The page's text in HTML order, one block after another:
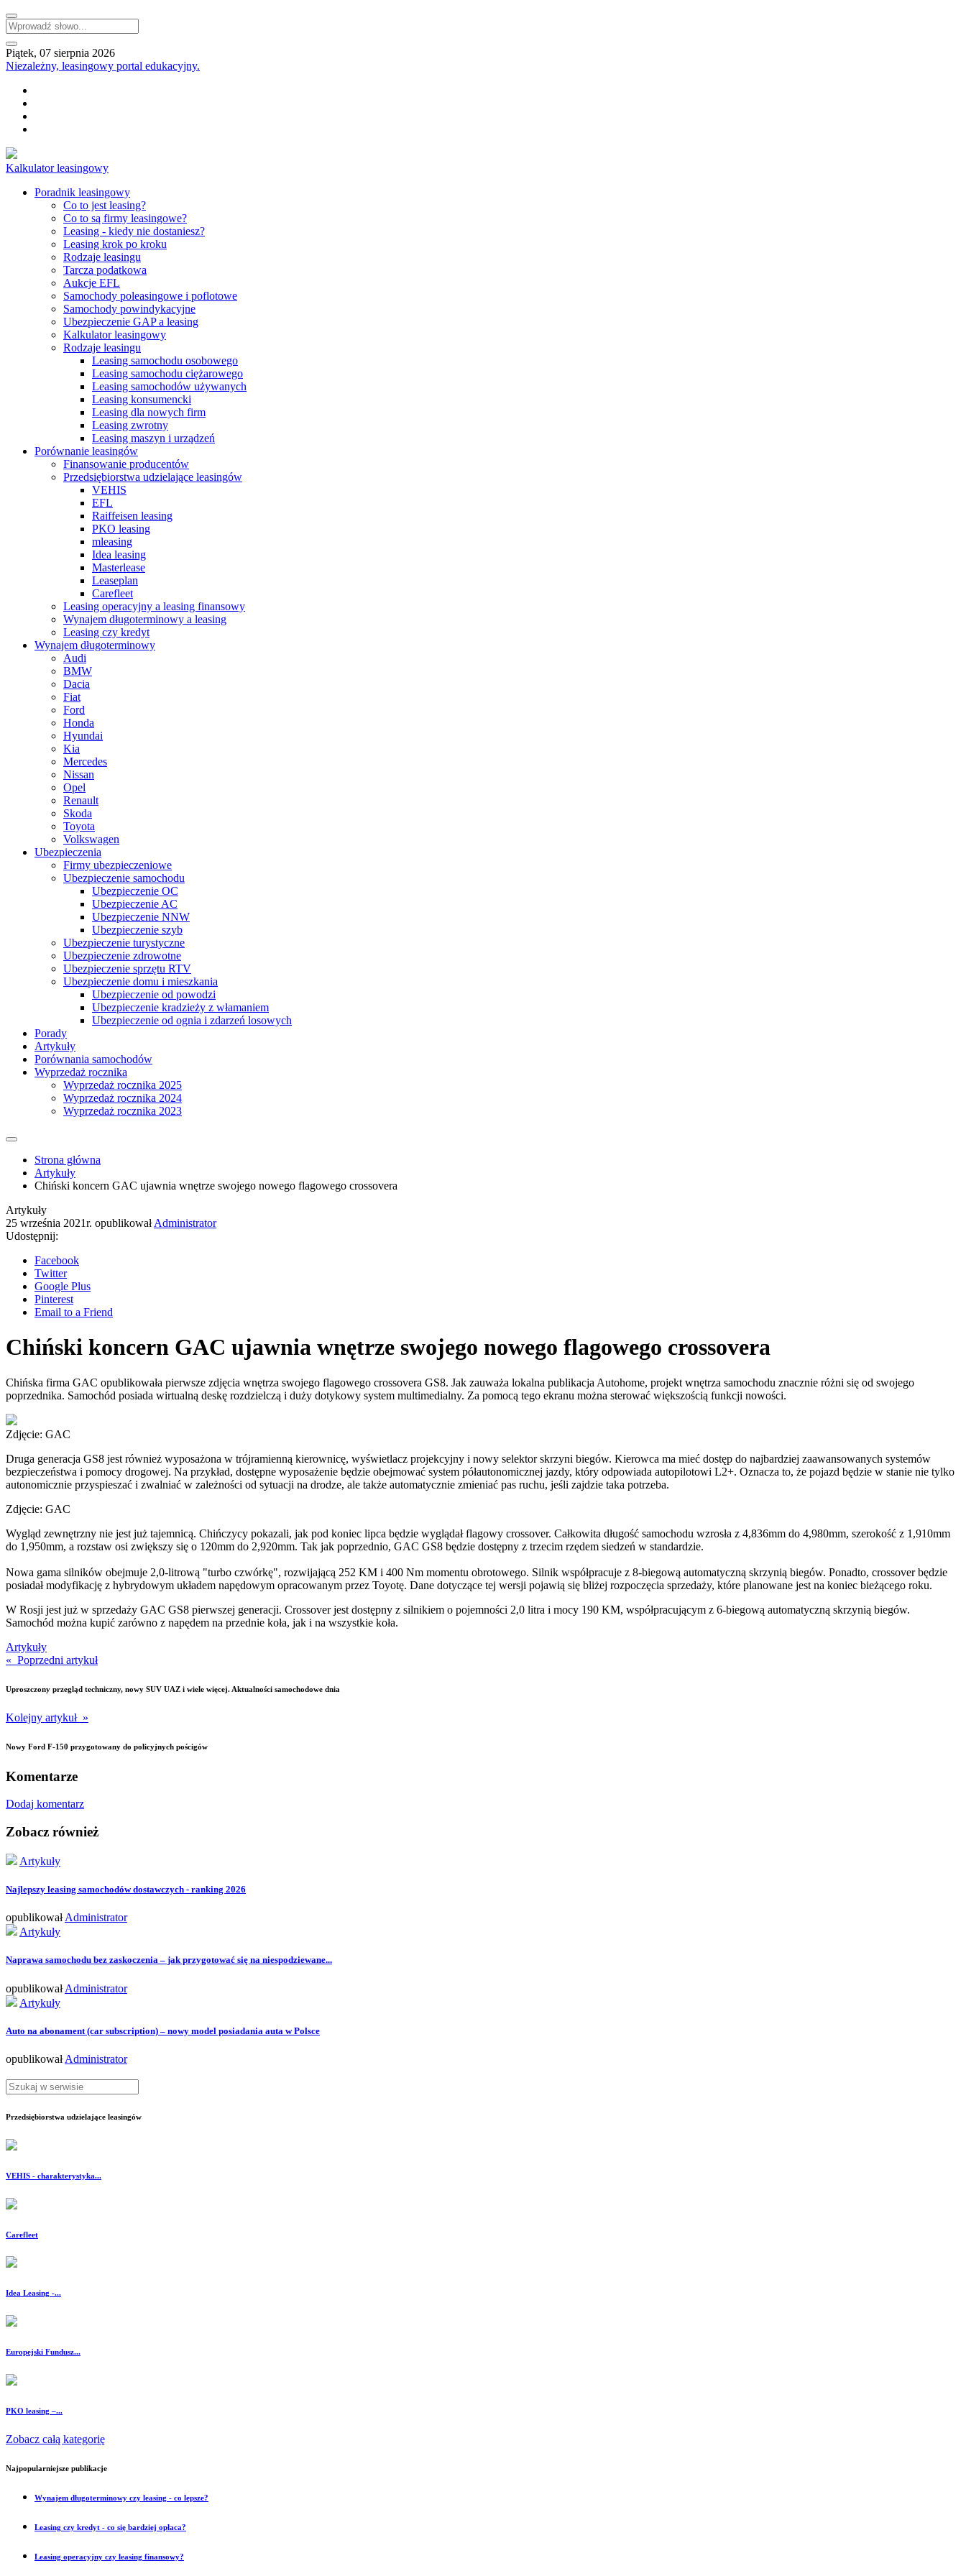
Piątek, 07 sierpnia 2026
Niezależny, leasingowy portal edukacyjny.
Kalkulator leasingowy
Poradnik leasingowy
Co to jest leasing?
Co to są firmy leasingowe?
Leasing - kiedy nie dostaniesz?
Leasing krok po kroku
Rodzaje leasingu
Tarcza podatkowa
Aukcje EFL
Samochody poleasingowe i poflotowe
Samochody powindykacyjne
Ubezpieczenie GAP a leasing
Kalkulator leasingowy
Rodzaje leasingu
Leasing samochodu osobowego
Leasing samochodu ciężarowego
Leasing samochodów używanych
Leasing konsumencki
Leasing dla nowych firm
Leasing zwrotny
Leasing maszyn i urządzeń
Porównanie leasingów
Finansowanie producentów
Przedsiębiorstwa udzielające leasingów
VEHIS
EFL
Raiffeisen leasing
PKO leasing
mleasing
Idea leasing
Masterlease
Leaseplan
Carefleet
Leasing operacyjny a leasing finansowy
Wynajem długoterminowy a leasing
Leasing czy kredyt
Wynajem długoterminowy
Audi
BMW
Dacia
Fiat
Ford
Honda
Hyundai
Kia
Mercedes
Nissan
Opel
Renault
Skoda
Toyota
Volkswagen
Ubezpieczenia
Firmy ubezpieczeniowe
Ubezpieczenie samochodu
Ubezpieczenie OC
Ubezpieczenie AC
Ubezpieczenie NNW
Ubezpieczenie szyb
Ubezpieczenie turystyczne
Ubezpieczenie zdrowotne
Ubezpieczenie sprzętu RTV
Ubezpieczenie domu i mieszkania
Ubezpieczenie od powodzi
Ubezpieczenie kradzieży z włamaniem
Ubezpieczenie od ognia i zdarzeń losowych
Porady
Artykuły
Porównania samochodów
Wyprzedaż rocznika
Wyprzedaż rocznika 2025
Wyprzedaż rocznika 2024
Wyprzedaż rocznika 2023
Strona główna
Artykuły
Chiński koncern GAC ujawnia wnętrze swojego nowego flagowego crossovera
Artykuły
25 września 2021r. opublikował Administrator
Udostępnij:
Facebook
Twitter
Google Plus
Pinterest
Email to a Friend
Chiński koncern GAC ujawnia wnętrze swojego nowego flagowego crossovera
Chińska firma GAC opublikowała pierwsze zdjęcia wnętrza swojego flagowego crossovera GS8. Jak zauważa lokalna publikacja Autohome, projekt wnętrza samochodu znacznie różni się od swojego
poprzednika. Samochód posiada wirtualną deskę rozdzielczą i duży dotykowy system multimedialny. Za pomocą tego ekranu można sterować większością funkcji nowości.
Zdjęcie: GAC
Druga generacja GS8 jest również wyposażona w trójramienną kierownicę, wyświetlacz projekcyjny i nowy selektor skrzyni biegów. Kierowca ma mieć dostęp do najbardziej zaawansowanych systemów
bezpieczeństwa i pomocy drogowej. Na przykład, dostępne wyposażenie będzie obejmować system półautonomicznej jazdy, który odpowiada autopilotowi L2+. Oznacza to, że pojazd będzie w stanie nie tylko
autonomicznie przyspieszać i zwalniać w zależności od sytuacji na drodze, ale także automatycznie zmieniać pas ruchu, jeśli zajdzie taka potrzeba.
Zdjęcie: GAC
Wygląd zewnętrzny nie jest już tajemnicą. Chińczycy pokazali, jak pod koniec lipca będzie wyglądał flagowy crossover. Całkowita długość samochodu wzrosła z 4,836mm do 4,980mm, szerokość z 1,910mm
do 1,950mm, a rozstaw osi zwiększy się o 120mm do 2,920mm. Tak jak poprzednio, GAC GS8 będzie dostępny z trzecim rzędem siedzeń w standardzie.
Nowa gama silników obejmuje 2,0-litrową "turbo czwórkę", rozwijającą 252 KM i 400 Nm momentu obrotowego. Silnik współpracuje z 8-biegową automatyczną skrzynią biegów. Ponadto, crossover będzie
posiadał modyfikację z hybrydowym układem napędowym opracowanym przez Toyotę. Dane dotyczące tej wersji pojawią się bliżej rozpoczęcia sprzedaży, które planowane jest na koniec bieżącego roku.
W Rosji jest już w sprzedaży GAC GS8 pierwszej generacji. Crossover jest dostępny z silnikiem o pojemności 2,0 litra i mocy 190 KM, współpracującym z 6-biegową automatyczną skrzynią biegów.
Samochód można kupić zarówno z napędem na przednie koła, jak i na wszystkie koła.
Artykuły
« Poprzedni artykuł
Uproszczony przegląd techniczny, nowy SUV UAZ i wiele więcej. Aktualności samochodowe dnia
Kolejny artykuł »
Nowy Ford F-150 przygotowany do policyjnych pościgów
Komentarze
Dodaj komentarz
Zobacz również
Artykuły
Najlepszy leasing samochodów dostawczych - ranking 2026
opublikował Administrator
Artykuły
Naprawa samochodu bez zaskoczenia – jak przygotować się na niespodziewane...
opublikował Administrator
Artykuły
Auto na abonament (car subscription) – nowy model posiadania auta w Polsce
opublikował Administrator
Przedsiębiorstwa udzielające leasingów
VEHIS - charakterystyka...
Carefleet
Idea Leasing -...
Europejski Fundusz...
PKO leasing –...
Zobacz całą kategorię
Najpopularniejsze publikacje
Wynajem długoterminowy czy leasing - co lepsze?
Leasing czy kredyt - co się bardziej opłaca?
Leasing operacyjny czy leasing finansowy?